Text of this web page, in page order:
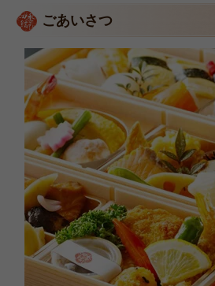
ご
意
見
も
お
聞
か
せ
く
だ
さ
い。
ごあいさつ